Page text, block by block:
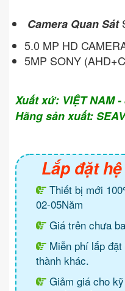
Camera Quan Sát
5.0 MP HD
5MP SONY
Xuất xứ: VIỆT NAM -
Hãng sản xuất:
Lắp đặt
Thiết bị mới
02-05Năm
Giá trên chưa
Miễn phí lắp
thành khác.
Giảm giá cho